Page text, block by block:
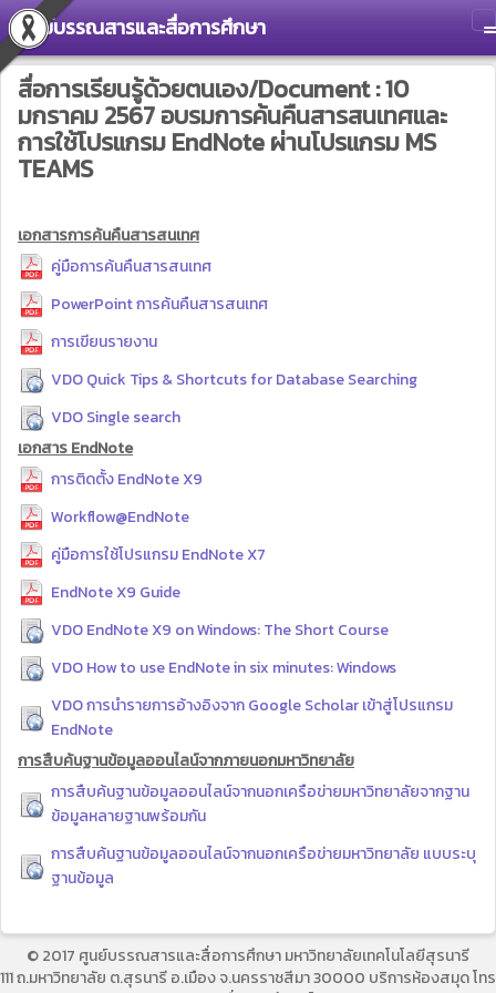
ศูนย์บรรณสารและสื่อการศึกษา
สื่อการเรียนรู้ด้วยตนเอง/Document : 10
มกราคม 2567 อบรมการค้นคืนสารสนเทศและ
การใช้โปรแกรม EndNote ผ่านโปรแกรม MS
TEAMS
เอกสารการค้นคืนสารสนเทศ
คู่มือการค้นคืนสารสนเทศ
PowerPoint การค้นคืนสารสนเทศ
การเขียนรายงาน
VDO Quick Tips & Shortcuts for Database Searching
VDO Single search
เอกสาร EndNote
การติดตั้ง EndNote X9
Workflow@EndNote
คู่มือการใช้โปรแกรม EndNote X7
EndNote X9 Guide
VDO EndNote X9 on Windows: The Short Course
VDO How to use EndNote in six minutes: Windows
VDO การนำรายการอ้างอิงจาก Google Scholar เข้าสู่โปรแกรม
EndNote
การสืบค้นฐานข้อมูลออนไลน์จากภายนอกมหาวิทยาลัย
การสืบค้นฐานข้อมูลออนไลน์จากนอกเครือข่ายมหาวิทยาลัยจากฐาน
ข้อมูลหลายฐานพร้อมกัน
การสืบค้นฐานข้อมูลออนไลน์จากนอกเครือข่ายมหาวิทยาลัย แบบระบุ
ฐานข้อมูล
© 2017 ศูนย์บรรณสารและสื่อการศึกษา มหาวิทยาลัยเทคโนโลยีสุรนารี
111 ถ.มหาวิทยาลัย ต.สุรนารี อ.เมือง จ.นครราชสีมา 30000 บริการห้องสมุด โทร